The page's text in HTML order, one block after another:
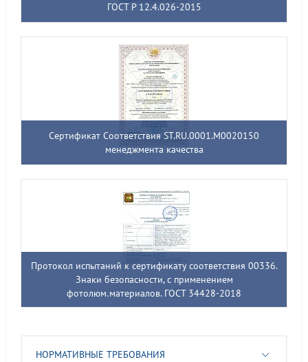
ГОСТ Р 12.4.026-2015
Сертификат Соответствия ST.RU.0001.M0020150
менеджмента качества
Протокол испытаний к сертификату соответствия 00336.
Знаки безопасности, с применением
фотолюм.материалов. ГОСТ 34428-2018
НОРМАТИВНЫЕ ТРЕБОВАНИЯ